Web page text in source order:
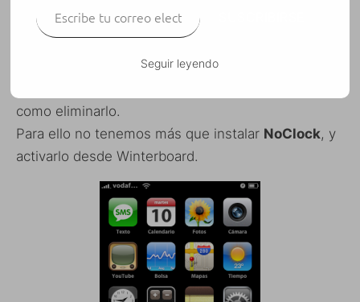
Si ayer os mostrábamos comodesplazar el reloj
como eliminarlo.
Para ello no tenemos más que instalar NoClock, y
activarlo desde Winterboard.
Seguir leyendo